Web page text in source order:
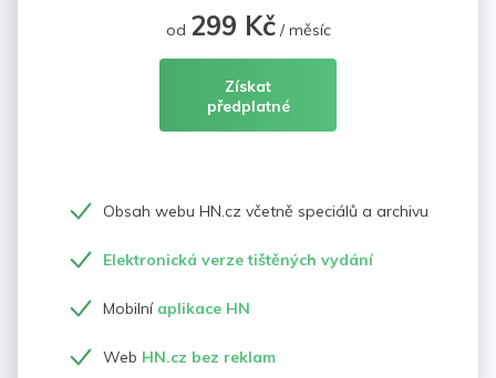
od 299 Kč/ měsíc
Získat
předplatné
Obsah webu HN.cz včetně speciálů a archivu
Elektronická verze tištěných vydání
Mobilní aplikace HN
Web HN.cz bez reklam